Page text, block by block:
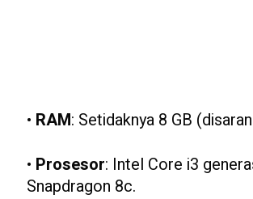
• RAM: Setidaknya 8 GB
• Prosesor: Intel Core i3
Snapdragon 8c.